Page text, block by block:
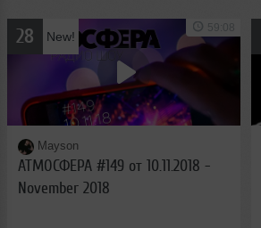
28 New!
Mayson
АТМОСФЕРА #149 от 10.11.2018 -
November 2018
59:08